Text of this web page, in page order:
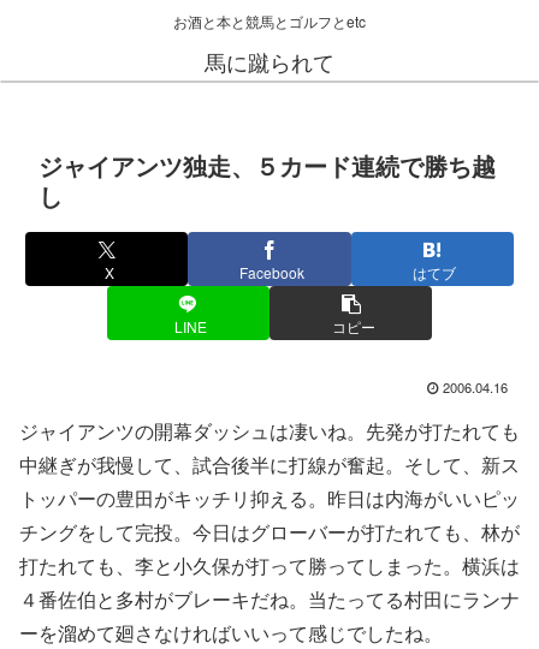
お酒と本と競馬とゴルフとetc
馬に蹴られて
ジャイアンツ独走、５カード連続で勝ち越
し
X Facebook はてブ
LINE コピー
2006.04.16
ジャイアンツの開幕ダッシュは凄いね。先発が打たれても
中継ぎが我慢して、試合後半に打線が奮起。そして、新ス
トッパーの豊田がキッチリ抑える。昨日は内海がいいピッ
チングをして完投。今日はグローバーが打たれても、林が
打たれても、李と小久保が打って勝ってしまった。横浜は
４番佐伯と多村がブレーキだね。当たってる村田にランナ
ーを溜めて廻さなければいいって感じでしたね。